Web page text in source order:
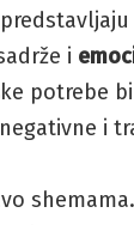
i
potrebe
i